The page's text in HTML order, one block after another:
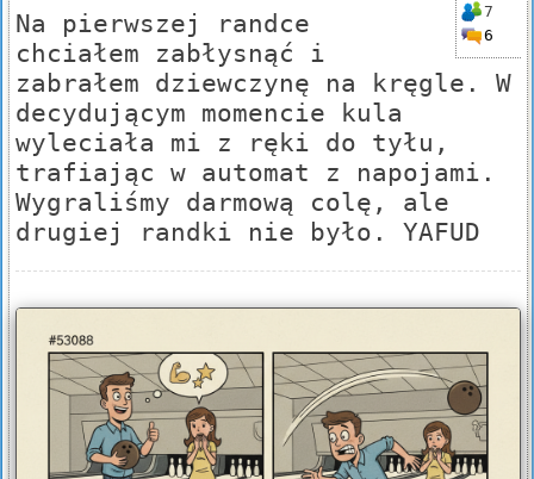
7
6
Na pierwszej randce
chciałem zabłysnąć i
zabrałem dziewczynę na kręgle. W
decydującym momencie kula
wyleciała mi z ręki do tyłu,
trafiając w automat z napojami.
Wygraliśmy darmową colę, ale
drugiej randki nie było. YAFUD